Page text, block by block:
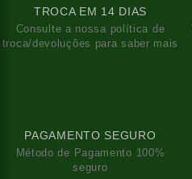
TROCA EM 14 DIAS
Consulte a nossa política de
troca/devoluções para saber mais
PAGAMENTO SEGURO
Método de Pagamento 100%
seguro